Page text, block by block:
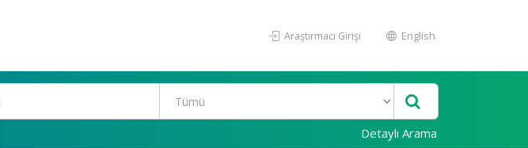
Araştırmacı Girişi English
Detaylı Arama